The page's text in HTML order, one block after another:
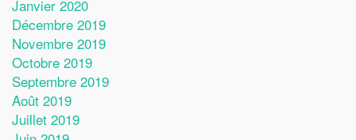
Janvier 2020
Décembre 2019
Novembre 2019
Octobre 2019
Septembre 2019
Août 2019
Juillet 2019